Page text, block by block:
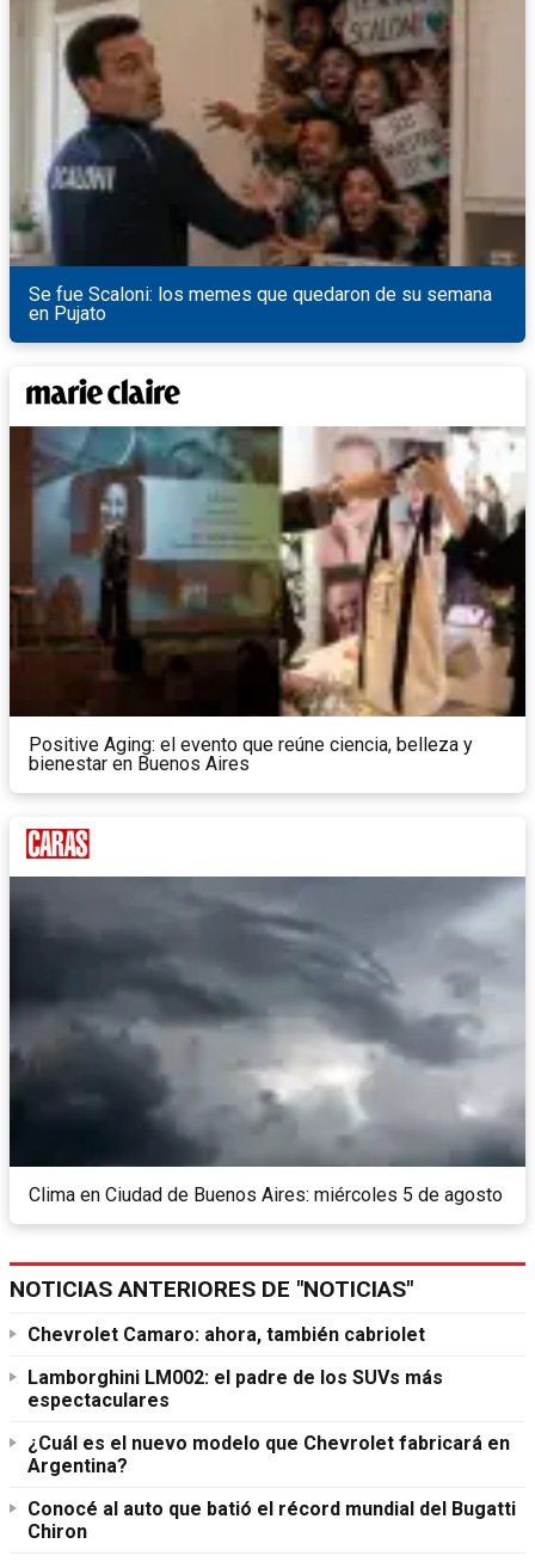
Se fue Scaloni: los memes que quedaron de su semana
en Pujato
Positive Aging: el evento que reúne ciencia, belleza y
bienestar en Buenos Aires
Clima en Ciudad de Buenos Aires: miércoles 5 de agosto
NOTICIAS ANTERIORES DE "NOTICIAS"
Chevrolet Camaro: ahora, también cabriolet
Lamborghini LM002: el padre de los SUVs más
espectaculares
¿Cuál es el nuevo modelo que Chevrolet fabricará en
Argentina?
Conocé al auto que batió el récord mundial del Bugatti
Chiron